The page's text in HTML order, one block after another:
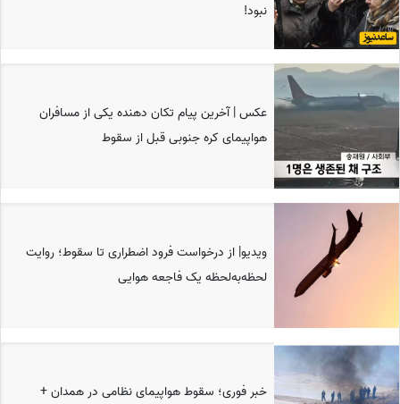
نبود!
عکس | آخرین پیام تکان دهنده یکی از مسافران
هواپیمای کره جنوبی قبل از سقوط
ویدیو| از درخواست فرود اضطراری تا سقوط؛ روایت
لحظه‌به‌لحظه یک فاجعه هوایی
خبر فوری؛ سقوط هواپیمای نظامی در همدان +